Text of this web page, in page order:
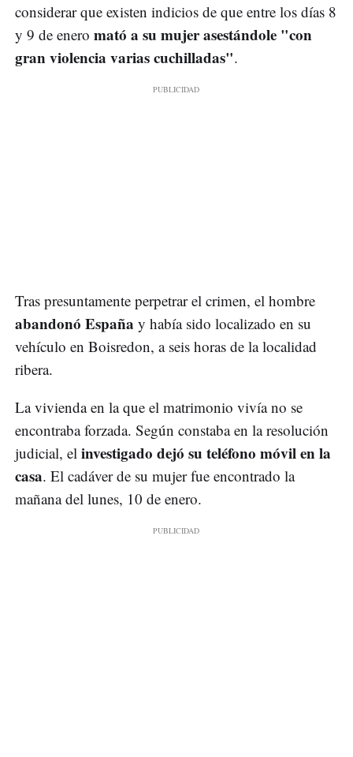
considerar que existen indicios de que entre los días 8
y 9 de enero mató a su mujer asestándole "con
gran violencia varias cuchilladas".
Tras presuntamente perpetrar el crimen, el hombre
abandonó España y había sido localizado en su
vehículo en Boisredon, a seis horas de la localidad
ribera.
La vivienda en la que el matrimonio vivía no se
encontraba forzada. Según constaba en la resolución
judicial, el investigado dejó su teléfono móvil en la
casa. El cadáver de su mujer fue encontrado la
mañana del lunes, 10 de enero.